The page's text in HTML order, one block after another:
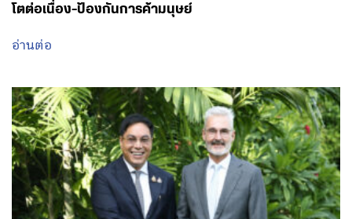
โตต่อเนื่อง-ป้องกันการค้ามนุษย์
อ่านต่อ